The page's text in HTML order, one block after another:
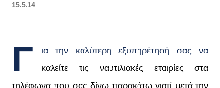
15.5.14
Γ
ια την καλύτερη εξυπηρέτησή σας να
καλείτε τις ναυτιλιακές εταιρίες στα
τηλέφωνα που σας δίνω παρακάτω γιατί μετά την